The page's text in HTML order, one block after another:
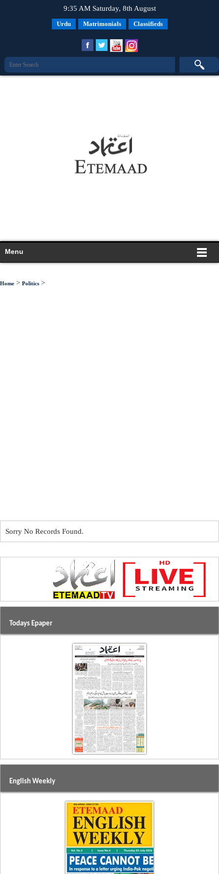
9:35 AM Saturday, 8th August
Urdu Matrimonials Classifieds
Menu
Home > Politics >
Sorry No Records Found.
Todays Epaper
English Weekly